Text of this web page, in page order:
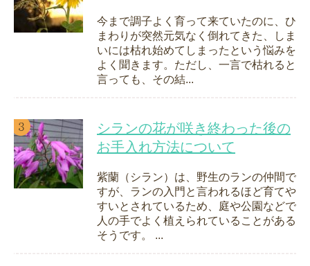
今まで調子よく育って来ていたのに、ひ
まわりが突然元気なく倒れてきた、しま
いには枯れ始めてしまったという悩みを
よく聞きます。ただし、一言で枯れると
言っても、その結...
シランの花が咲き終わった後の
お手入れ方法について
紫蘭（シラン）は、野生のランの仲間で
すが、ランの入門と言われるほど育てや
すいとされているため、庭や公園などで
人の手でよく植えられていることがある
そうです。 ...